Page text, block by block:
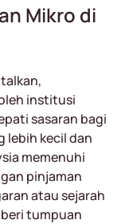
Mikro di
institusi
sasaran bagi
lebih kecil dan
memenuhi
pinjaman
atau sejarah
tumpuan